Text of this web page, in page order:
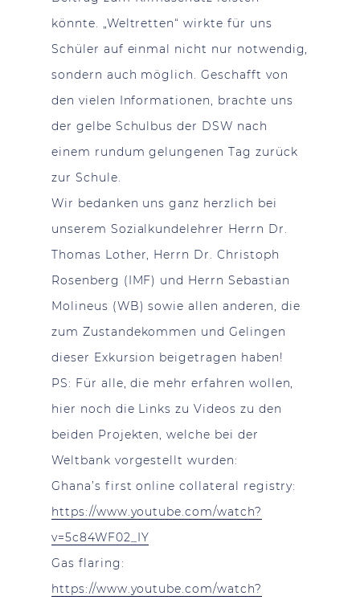
könnte. „Weltretten“ wirkte für uns
Schüler auf einmal nicht nur notwendig,
sondern auch möglich. Geschafft von
den vielen Informationen, brachte uns
der gelbe Schulbus der DSW nach
einem rundum gelungenen Tag zurück
zur Schule.
Wir bedanken uns ganz herzlich bei
unserem Sozialkundelehrer Herrn Dr.
Thomas Lother, Herrn Dr. Christoph
Rosenberg (IMF) und Herrn Sebastian
Molineus (WB) sowie allen anderen, die
zum Zustandekommen und Gelingen
dieser Exkursion beigetragen haben!
PS: Für alle, die mehr erfahren wollen,
hier noch die Links zu Videos zu den
beiden Projekten, welche bei der
Weltbank vorgestellt wurden:
Ghana’s first online collateral registry:
https://www.youtube.com/watch?
v=5c84WF02_IY
Gas flaring:
https://www.youtube.com/watch?